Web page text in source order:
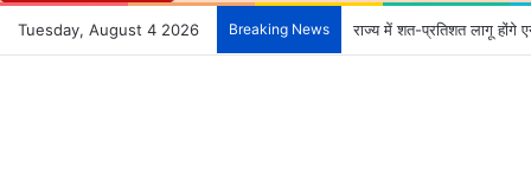
Tuesday, August 4 2026 Breaking News राज्य में शत-प्रतिशत लागू होंगे